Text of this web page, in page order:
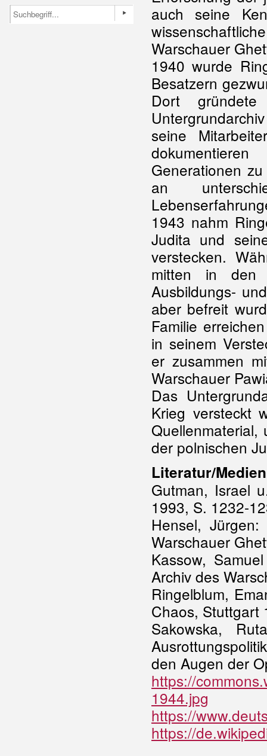
auch seine
Warschauer
1940 wurde
Besatzern
Dort
seine
Generationen
an
1943 nahm
Judita und
verstecken.
mitten in den
Ausbildungs-
aber befreit
Familie
in seinem
er zusammen
Warschauer
Das
Krieg versteckt
der polnischen
Literatur/Medien
Gutman, Israel
1993, S. 1232-
Hensel,
Warschauer
Kassow,
Archiv des
Ringelblum,
Chaos, Stuttgart
Sakowska,
den Augen der
https://
1944.jpg
https://
https://